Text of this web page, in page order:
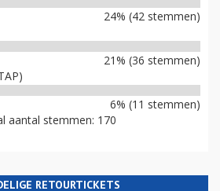
24% (42 stemmen)
21% (36 stemmen)
6% (11 stemmen)
aantal stemmen: 170
RETOURTICKETS